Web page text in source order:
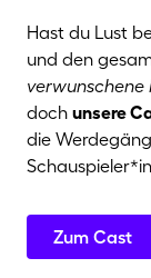
Hast du Lust
und den
verwunschene
doch unsere
die
Zum Cast